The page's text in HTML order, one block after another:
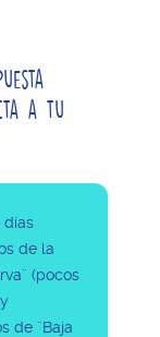
a tu
días
de la
(pocos
de ¨Baja